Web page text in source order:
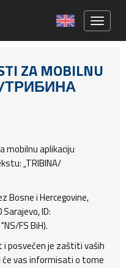
ZA MOBILNU
ТРИБИНА
mobilnu aplikaciju
„TRIBINA/
Bosne i Hercegovine,
ID:
FS BiH).
i posvećen je zaštiti vaših
vas informisati o tome